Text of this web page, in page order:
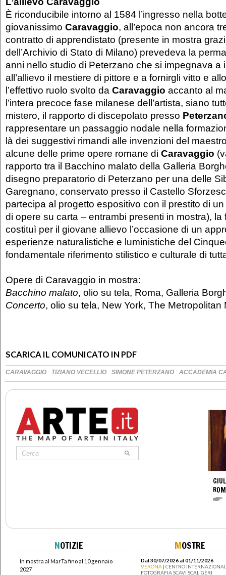
È riconducibile intorno al 1584 l’ingresso nella
giovanissimo Caravaggio, all’epoca non ancora
contratto di apprendistato (presente in mostra
dell’Archivio di Stato di Milano) prevedeva la
anni nello studio di Peterzano che si impegnava a
all’allievo il mestiere di pittore e a fornirgli vitto e
l’effettivo ruolo svolto da Caravaggio accanto al
l’intera precoce fase milanese dell’artista, siano
mistero, il rapporto di discepolato presso
rappresentare un passaggio nodale nella
là dei suggestivi rimandi alle invenzioni del
alcune delle prime opere romane di Caravaggio
rapporto tra il Bacchino malato della Galleria
disegno preparatorio di Peterzano per una delle
Garegnano, conservato presso il Castello
partecipa al progetto espositivo con il prestito di
di opere su carta – entrambi presenti in mostra), la
costituì per il giovane allievo l’occasione di un
esperienze naturalistiche e luministiche del
fondamentale riferimento stilistico e culturale di
Opere di Caravaggio in mostra:
Bacchino malato, olio su tela, Roma, Galleria
Concerto, olio su tela, New York, The Metropolitan
SCARICA IL COMUNICATO IN PDF
CARAVAGGIO · TIZIANO VECELLIO · SIMONE PETERZANO · ACCADEMIA
NOTIZIE
In mostra al MarTa fino al 10 gennaio
2027
MOSTRE
Dal 30/07/2026 al 01/11/2026
VERONA | CENTRO
FOTOGRAFIA SCAVI SCALIGERI